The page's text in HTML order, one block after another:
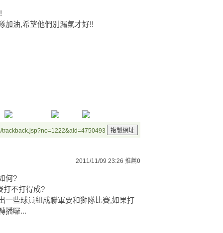
加油,希望他們別漏氣才好!!
trackback.jsp?no=1222&aid=4750493
2011/11/09 23:26 推薦0
何?
打不打得成?
一些球員組成聯軍要和獅隊比賽,如果打
播囉...